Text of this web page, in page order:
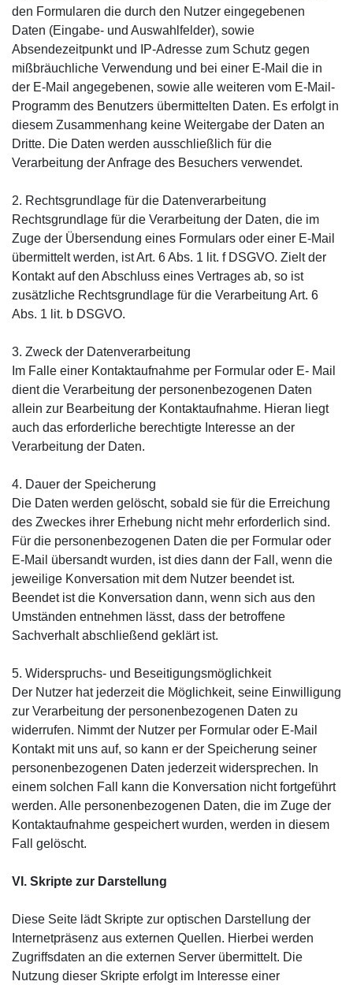
den Formularen die durch den Nutzer eingegebenen
Daten (Eingabe- und Auswahlfelder), sowie
Absendezeitpunkt und IP-Adresse zum Schutz gegen
mißbräuchliche Verwendung und bei einer E-Mail die in
der E-Mail angegebenen, sowie alle weiteren vom E-Mail-
Programm des Benutzers übermittelten Daten. Es erfolgt in
diesem Zusammenhang keine Weitergabe der Daten an
Dritte. Die Daten werden ausschließlich für die
Verarbeitung der Anfrage des Besuchers verwendet.
2. Rechtsgrundlage für die Datenverarbeitung
Rechtsgrundlage für die Verarbeitung der Daten, die im
Zuge der Übersendung eines Formulars oder einer E-Mail
übermittelt werden, ist Art. 6 Abs. 1 lit. f DSGVO. Zielt der
Kontakt auf den Abschluss eines Vertrages ab, so ist
zusätzliche Rechtsgrundlage für die Verarbeitung Art. 6
Abs. 1 lit. b DSGVO.
3. Zweck der Datenverarbeitung
Im Falle einer Kontaktaufnahme per Formular oder E- Mail
dient die Verarbeitung der personenbezogenen Daten
allein zur Bearbeitung der Kontaktaufnahme. Hieran liegt
auch das erforderliche berechtigte Interesse an der
Verarbeitung der Daten.
4. Dauer der Speicherung
Die Daten werden gelöscht, sobald sie für die Erreichung
des Zweckes ihrer Erhebung nicht mehr erforderlich sind.
Für die personenbezogenen Daten die per Formular oder
E-Mail übersandt wurden, ist dies dann der Fall, wenn die
jeweilige Konversation mit dem Nutzer beendet ist.
Beendet ist die Konversation dann, wenn sich aus den
Umständen entnehmen lässt, dass der betroffene
Sachverhalt abschließend geklärt ist.
5. Widerspruchs- und Beseitigungsmöglichkeit
Der Nutzer hat jederzeit die Möglichkeit, seine Einwilligung
zur Verarbeitung der personenbezogenen Daten zu
widerrufen. Nimmt der Nutzer per Formular oder E-Mail
Kontakt mit uns auf, so kann er der Speicherung seiner
personenbezogenen Daten jederzeit widersprechen. In
einem solchen Fall kann die Konversation nicht fortgeführt
werden. Alle personenbezogenen Daten, die im Zuge der
Kontaktaufnahme gespeichert wurden, werden in diesem
Fall gelöscht.
VI. Skripte zur Darstellung
Diese Seite lädt Skripte zur optischen Darstellung der
Internetpräsenz aus externen Quellen. Hierbei werden
Zugriffsdaten an die externen Server übermittelt. Die
Nutzung dieser Skripte erfolgt im Interesse einer